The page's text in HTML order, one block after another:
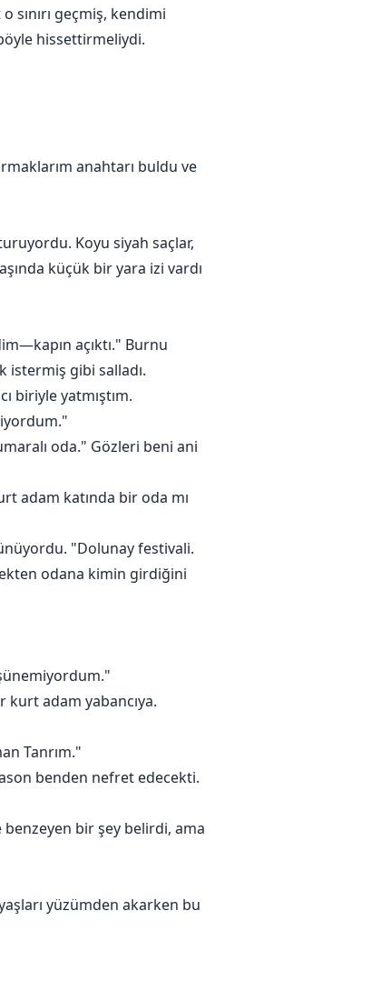
sınırı geçmiş, kendimi
hissettirmeliydi.
anahtarı buldu ve
Koyu siyah saçlar,
küçük bir yara izi vardı
açıktı." Burnu
istermiş gibi salladı.
biriyle yatmıştım.
oda." Gözleri beni ani
adam katında bir oda mı
"Dolunay festivali.
odana kimin girdiğini
adam yabancıya.
Tanrım."
benden nefret edecekti.
bir şey belirdi, ama
yüzümden akarken bu